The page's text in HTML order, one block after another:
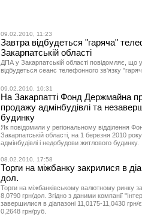
09.02.2010, 11:23
Завтра відбудеться "гаряча"
Закарпатській області
ДПА у Закарпатській області повідомляє, що
відбудеться сеанс телефонного зв'язку
09.02.2010, 10:31
На Закарпатті Фонд Держмайна
продажу адмінбудівлі та
будинку
Як повідомили у регіональному відділення
Закарпатській області, на 1 березня 2010
адмінбудівлі і недобудови житлового будинку.
08.02.2010, 17:58
Торги на міжбанку закрилися в
дол.
Торги на міжбанківському валютному ринку
8,0790 грн/дол. Згідно з даними компанії
завершилися в діапазоні 11,0175-11,0430
0,2648 грн/руб.